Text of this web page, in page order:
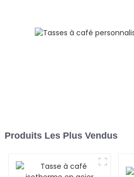
Produits Les Plus Vendus